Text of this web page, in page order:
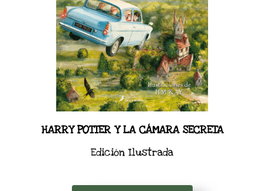
HARRY POTTER Y LA CÁMARA SECRETA
Edición Ilustrada